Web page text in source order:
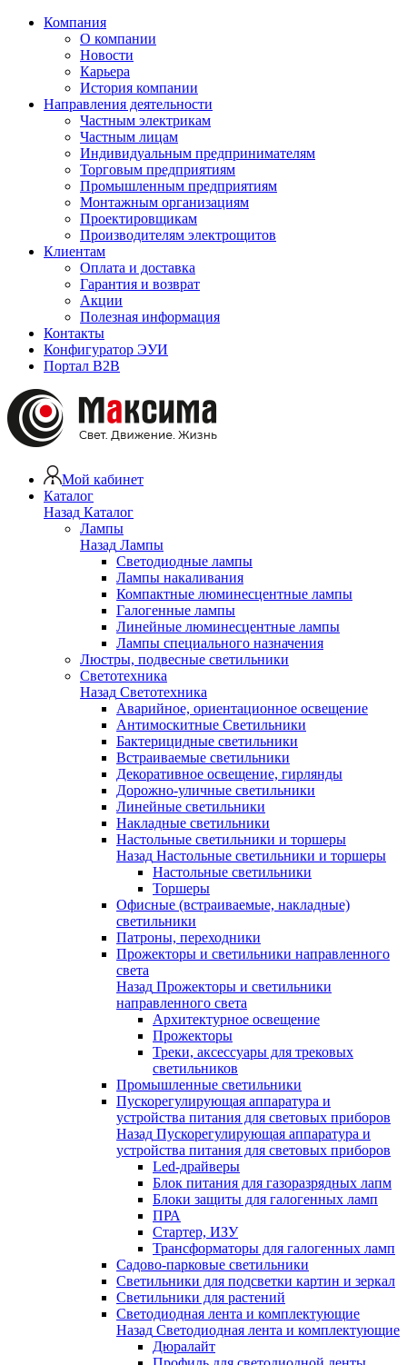
Компания
О компании
Новости
Карьера
История компании
Направления деятельности
Частным электрикам
Частным лицам
Индивидуальным предпринимателям
Торговым предприятиям
Промышленным предприятиям
Монтажным организациям
Проектировщикам
Производителям электрощитов
Клиентам
Оплата и доставка
Гарантия и возврат
Акции
Полезная информация
Контакты
Конфигуратор ЭУИ
Портал B2B
Мой кабинет
Каталог
Назад Каталог
Лампы
Назад Лампы
Светодиодные лампы
Лампы накаливания
Компактные люминесцентные лампы
Галогенные лампы
Линейные люминесцентные лампы
Лампы специального назначения
Люстры, подвесные светильники
Светотехника
Назад Светотехника
Аварийное, ориентационное освещение
Антимоскитные Светильники
Бактерицидные светильники
Встраиваемые светильники
Декоративное освещение, гирлянды
Дорожно-уличные светильники
Линейные светильники
Накладные светильники
Настольные светильники и торшеры
Назад Настольные светильники и торшеры
Настольные светильники
Торшеры
Офисные (встраиваемые, накладные)
светильники
Патроны, переходники
Прожекторы и светильники направленного
света
Назад Прожекторы и светильники
направленного света
Архитектурное освещение
Прожекторы
Треки, аксессуары для трековых
светильников
Промышленные светильники
Пускорегулирующая аппаратура и
устройства питания для световых приборов
Назад Пускорегулирующая аппаратура и
устройства питания для световых приборов
Led-драйверы
Блок питания для газоразрядных лапм
Блоки защиты для галогенных ламп
ПРА
Стартер, ИЗУ
Трансформаторы для галогенных ламп
Садово-парковые светильники
Светильники для подсветки картин и зеркал
Светильники для растений
Светодиодная лента и комплектующие
Назад Светодиодная лента и комплектующие
Дюралайт